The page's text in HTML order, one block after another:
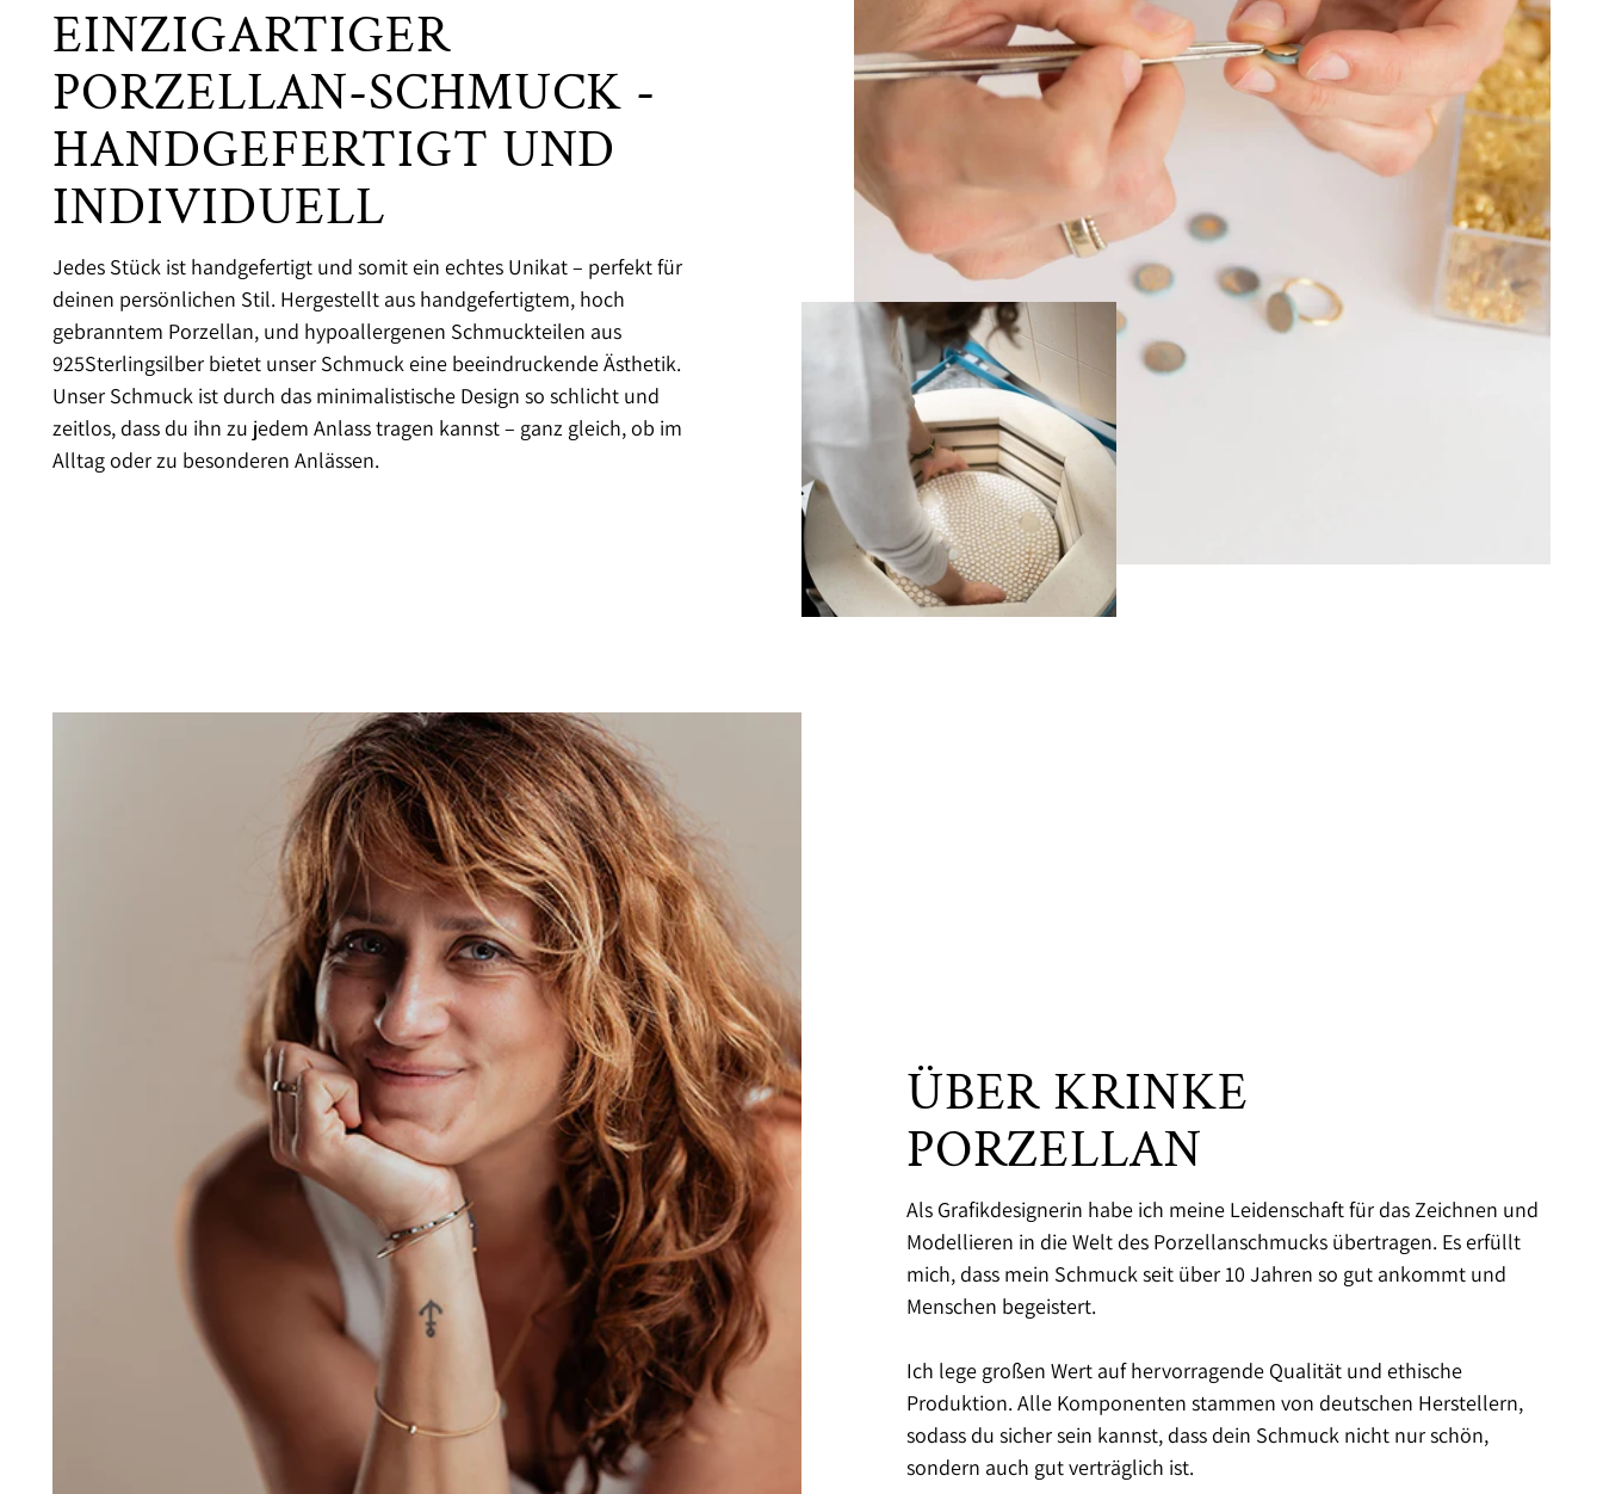
EINZIGARTIGER
PORZELLAN-SCHMUCK -
HANDGEFERTIGT UND
INDIVIDUELL
Jedes Stück ist handgefertigt und somit ein echtes Unikat – perfekt für
deinen persönlichen Stil. Hergestellt aus handgefertigtem, hoch
gebranntem Porzellan, und hypoallergenen Schmuckteilen aus
925Sterlingsilber bietet unser Schmuck eine beeindruckende Ästhetik.
Unser Schmuck ist durch das minimalistische Design so schlicht und
zeitlos, dass du ihn zu jedem Anlass tragen kannst – ganz gleich, ob im
Alltag oder zu besonderen Anlässen.
ÜBER KRINKE
PORZELLAN
Als Grafikdesignerin habe ich meine Leidenschaft für das Zeichnen und
Modellieren in die Welt des Porzellanschmucks übertragen. Es erfüllt
mich, dass mein Schmuck seit über 10 Jahren so gut ankommt und
Menschen begeistert.
Ich lege großen Wert auf hervorragende Qualität und ethische
Produktion. Alle Komponenten stammen von deutschen Herstellern,
sodass du sicher sein kannst, dass dein Schmuck nicht nur schön,
sondern auch gut verträglich ist.